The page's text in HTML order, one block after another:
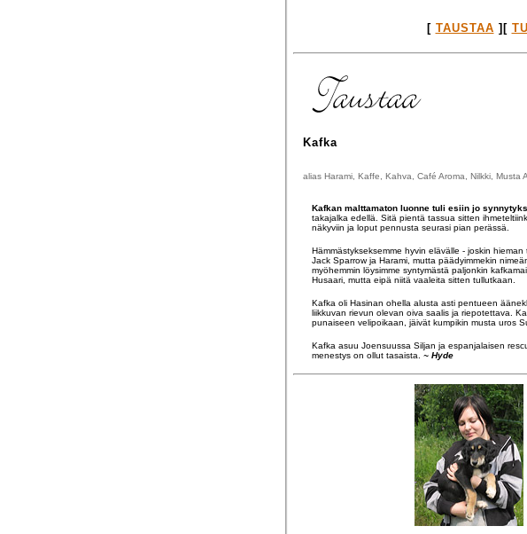
[ TAUSTAA ] [
Kafka
alias Harami, Kaffe, Kahva, Café Aroma, Nilkki, Musta
Kafkan malttamaton luonne tuli esiin jo
takajalka edellä. Sitä pientä tassua sitten
näkyviin ja loput pennusta seurasi pian perässä.
Hämmästykseksemme hyvin elävälle - joskin
Jack Sparrow ja Harami, mutta päädyimmekin
myöhemmin löysimme syntymästä paljonkin
Husaari, mutta eipä niitä vaaleita sitten tullutkaan.
Kafka oli Hasinan ohella alusta asti pentueen
liikkuvan rievun olevan oiva saalis ja riepotettava.
punaiseen velipoikaan, jäivät kumpikin musta uros
Kafka asuu Joensuussa Siljan ja espanjalaisen
menestys on ollut tasaista. ~ Hyde